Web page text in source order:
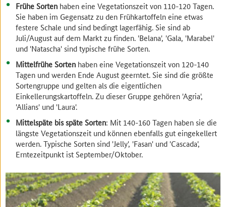
Frühe Sorten haben eine Vegetationszeit von 110-120 Tagen.
Sie haben im Gegensatz zu den Frühkartoffeln eine etwas
festere Schale und sind bedingt lagerfähig. Sie sind ab
Juli/August auf dem Markt zu finden. 'Belana', 'Gala, 'Marabel'
und 'Natascha' sind typische frühe Sorten.
Mittelfrühe Sorten haben eine Vegetationszeit von 120-140
Tagen und werden Ende August geerntet. Sie sind die größte
Sortengruppe und gelten als die eigentlichen
Einkellerungskartoffeln. Zu dieser Gruppe gehören 'Agria',
'Allians' und 'Laura'.
Mittelspäte bis späte Sorten: Mit 140-160 Tagen haben sie die
längste Vegetationszeit und können ebenfalls gut eingekellert
werden. Typische Sorten sind 'Jelly', 'Fasan' und 'Cascada',
Erntezeitpunkt ist September/Oktober.